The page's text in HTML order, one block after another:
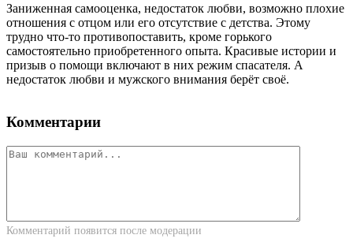
Заниженная самооценка, недостаток любви, возможно плохие
отношения с отцом или его отсутствие с детства. Этому
трудно что-то противопоставить, кроме горького
самостоятельно приобретенного опыта. Красивые истории и
призыв о помощи включают в них режим спасателя. А
недостаток любви и мужского внимания берёт своё.
Комментарии
Комментарий появится после модерации